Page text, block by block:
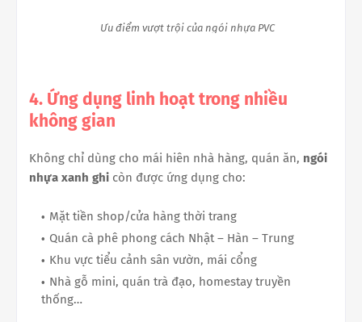
Ưu điểm vượt trội của ngói nhựa PVC
4. Ứng dụng linh hoạt trong nhiều
không gian
Không chỉ dùng cho mái hiên nhà hàng, quán ăn, ngói
nhựa xanh ghi còn được ứng dụng cho:
Mặt tiền shop/cửa hàng thời trang
Quán cà phê phong cách Nhật – Hàn – Trung
Khu vực tiểu cảnh sân vườn, mái cổng
Nhà gỗ mini, quán trà đạo, homestay truyền
thống…